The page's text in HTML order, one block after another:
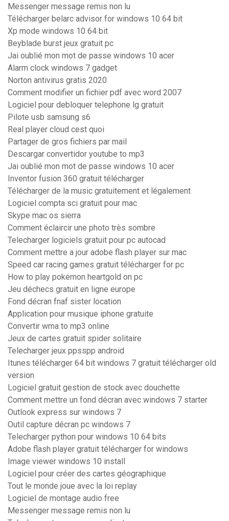
Messenger message remis non lu
Télécharger belarc advisor for windows 10 64 bit
Xp mode windows 10 64 bit
Beyblade burst jeux gratuit pc
Jai oublié mon mot de passe windows 10 acer
Alarm clock windows 7 gadget
Norton antivirus gratis 2020
Comment modifier un fichier pdf avec word 2007
Logiciel pour debloquer telephone lg gratuit
Pilote usb samsung s6
Real player cloud cest quoi
Partager de gros fichiers par mail
Descargar convertidor youtube to mp3
Jai oublié mon mot de passe windows 10 acer
Inventor fusion 360 gratuit télécharger
Télécharger de la music gratuitement et légalement
Logiciel compta sci gratuit pour mac
Skype mac os sierra
Comment éclaircir une photo très sombre
Telecharger logiciels gratuit pour pc autocad
Comment mettre a jour adobe flash player sur mac
Speed car racing games gratuit télécharger for pc
How to play pokemon heartgold on pc
Jeu déchecs gratuit en ligne europe
Fond décran fnaf sister location
Application pour musique iphone gratuite
Convertir wma to mp3 online
Jeux de cartes gratuit spider solitaire
Telecharger jeux ppsspp android
Itunes télécharger 64 bit windows 7 gratuit télécharger old
version
Logiciel gratuit gestion de stock avec douchette
Comment mettre un fond décran avec windows 7 starter
Outlook express sur windows 7
Outil capture décran pc windows 7
Telecharger python pour windows 10 64 bits
Adobe flash player gratuit télécharger for windows
Image viewer windows 10 install
Logiciel pour créer des cartes géographique
Tout le monde joue avec la loi replay
Logiciel de montage audio free
Messenger message remis non lu